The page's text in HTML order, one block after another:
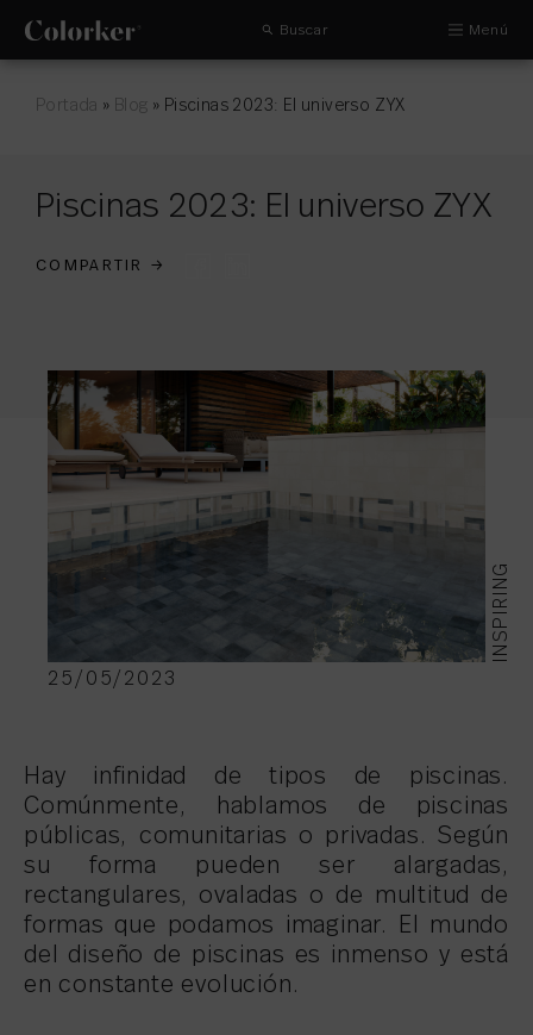
Buscar Menú
Portada » Blog » Piscinas 2023: El universo ZYX
Piscinas 2023: El universo ZYX
COMPARTIR →
INSPIRING
25/05/2023
Hay infinidad de tipos de piscinas.
Comúnmente, hablamos de piscinas
públicas, comunitarias o privadas. Según
su forma pueden ser alargadas,
rectangulares, ovaladas o de multitud de
formas que podamos imaginar. El mundo
del diseño de piscinas es inmenso y está
en constante evolución.